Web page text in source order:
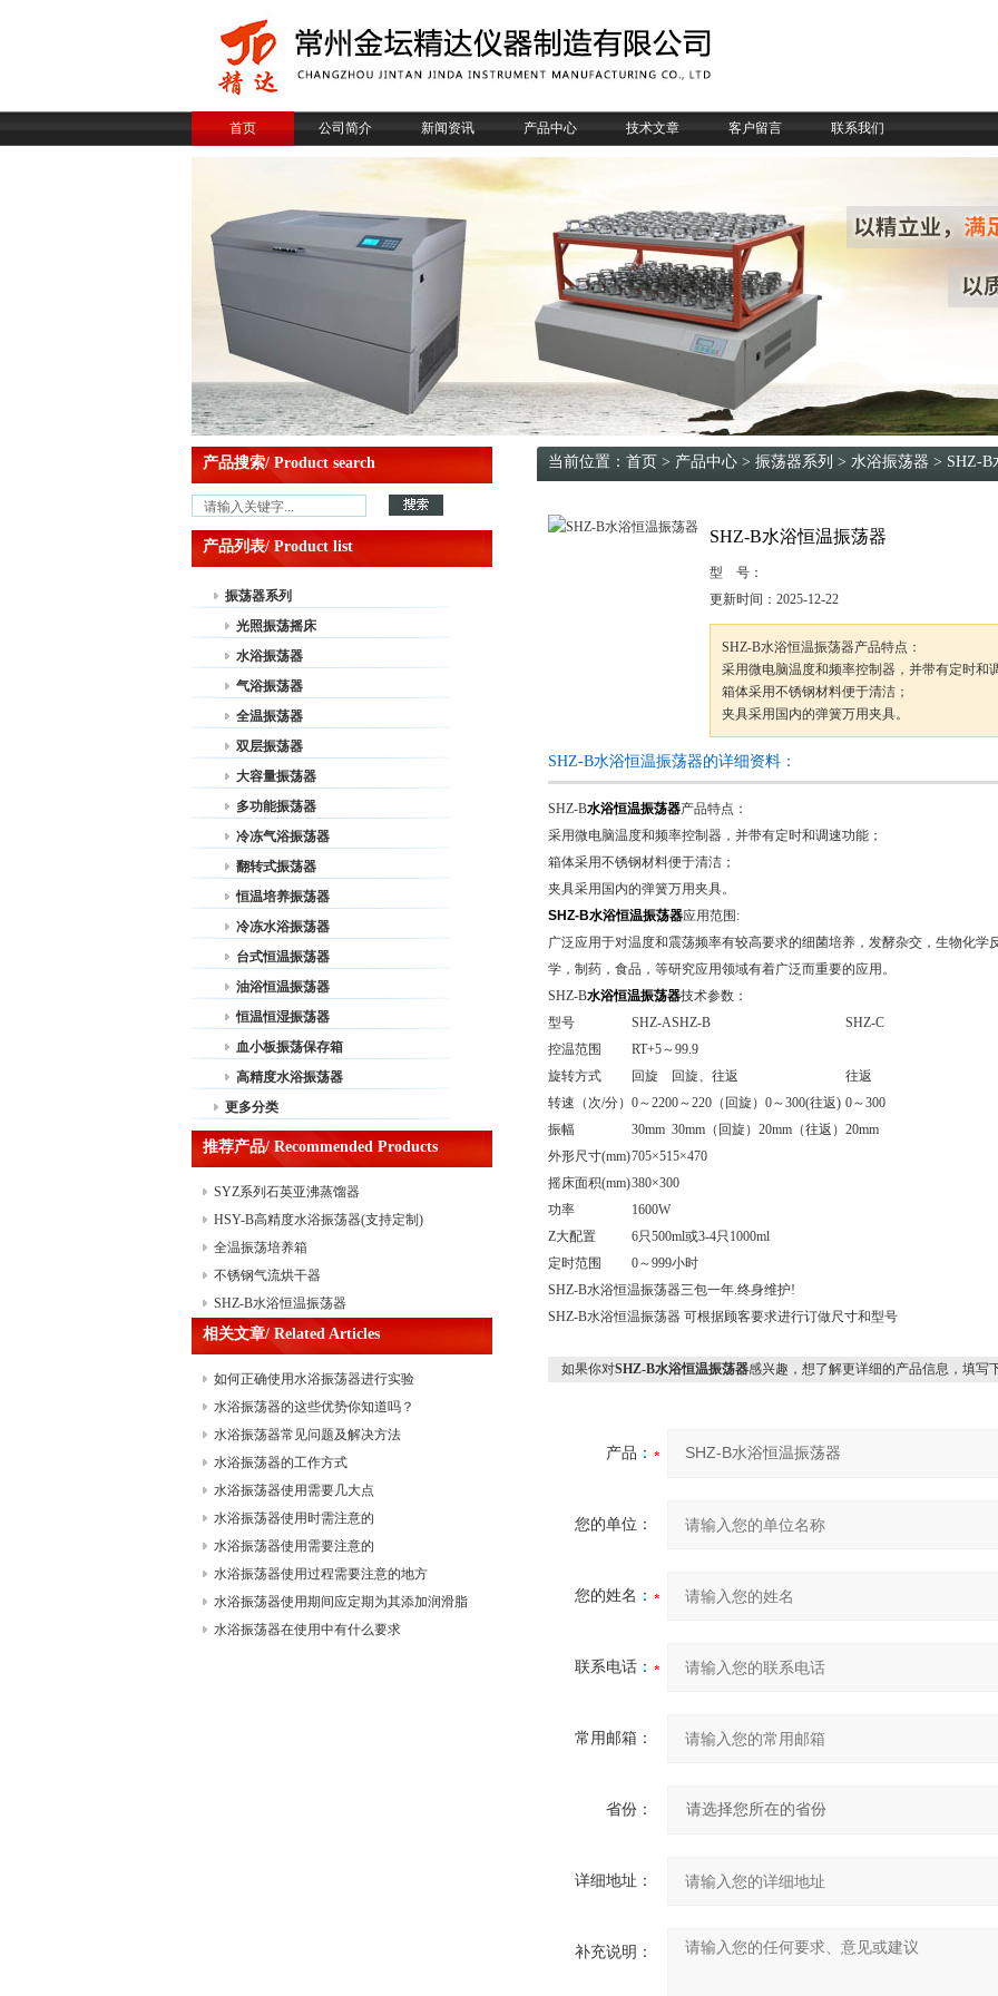
首页 公司简介 新闻资讯 产品中心 技术文章 客户留言 联系我们
产品搜索/ Product search
产品列表/ Product list
振荡器系列
光照振荡摇床
水浴振荡器
气浴振荡器
全温振荡器
双层振荡器
大容量振荡器
多功能振荡器
冷冻气浴振荡器
翻转式振荡器
恒温培养振荡器
冷冻水浴振荡器
台式恒温振荡器
油浴恒温振荡器
恒温恒湿振荡器
血小板振荡保存箱
高精度水浴振荡器
更多分类
推荐产品/ Recommended Products
SYZ系列石英亚沸蒸馏器
HSY-B高精度水浴振荡器(支持定制)
全温振荡培养箱
不锈钢气流烘干器
SHZ-B水浴恒温振荡器
相关文章/ Related Articles
如何正确使用水浴振荡器进行实验
水浴振荡器的这些优势你知道吗？
水浴振荡器常见问题及解决方法
水浴振荡器的工作方式
水浴振荡器使用需要几大点
水浴振荡器使用时需注意的
水浴振荡器使用需要注意的
水浴振荡器使用过程需要注意的地方
水浴振荡器使用期间应定期为其添加润滑脂
水浴振荡器在使用中有什么要求
当前位置： 首页 > 产品中心 > 振荡器系列 > 水浴振荡器 > SHZ-B
SHZ-B水浴恒温振荡器
型 号：
更新时间： 2025-12-22
SHZ-B水浴恒温振荡器产品特点：
采用微电脑温度和频率控制器，并带有定时和
箱体采用不锈钢材料便于清洁；
夹具采用国内的弹簧万用夹具。
SHZ-B水浴恒温振荡器的详细资料：
SHZ-B水浴恒温振荡器产品特点：
采用微电脑温度和频率控制器，并带有定时和调速功能；
箱体采用不锈钢材料便于清洁；
夹具采用国内的弹簧万用夹具。
SHZ-B水浴恒温振荡器应用范围 :
广泛应用于对温度和震荡频率有较高要求的细菌培养，发酵杂交，生物化
学，制药，食品，等研究应用领域有着广泛而重要的应用。
SHZ-B水浴恒温振荡器技术参数：
型号
SHZ-ASHZ-B
SHZ-C
控温范围
RT+5～99.9
旋转方式
回旋 回旋、往返
往返
转速（次/分） 0～2200～220 （回旋） 0～300(往返) 0～300
振幅
30mm 30mm （回旋） 20mm （往返） 20mm
外形尺寸(mm)705×515×470
摇床面积(mm)380×300
功率
1600W
Z大配置
6只500ml或3-4只 1000ml
定时范围
0～999小时
SHZ-B水浴恒温振荡器三包一年.终身维护!
SHZ-B水浴恒温振荡器 可根据顾客要求进行订做尺寸和型号
如果你对SHZ-B水浴恒温振荡器感兴趣，想了解更详细的产品信息，填写
产品：
您的单位：
您的姓名：
联系电话：
常用邮箱：
省份：
详细地址：
补充说明：